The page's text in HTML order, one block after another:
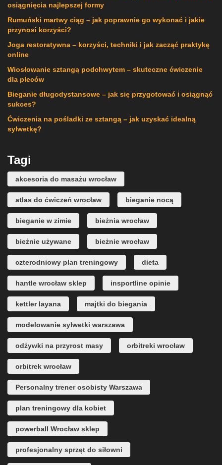
osiągnięcia najlepszej formy
Rumuński martwy ciąg – jak poprawnie go wykonać i jakie
przynosi korzyści?
Joga restoratywna – korzyści, techniki i jak zacząć praktykę
online
Wiosłowanie sztangą podchwytem – skuteczne ćwiczenie
dla pleców
Bieganie długodystansowe – jak się przygotować i osiągnąć
sukces?
Ćwiczenia na pośladki ze sztangą – jak uzyskać idealną
sylwetkę?
Tagi
akcesoria do masażu wrocław
atlas do ćwiczeń wrocław bieganie nocą
bieganie w zimie bieżnia wrocław
bieżnie używane bieżnie wrocław
czterodniowy plan treningowy dieta
hantle wrocław sklep insportline opinie
kettler layana majtki do biegania
modelowanie sylwetki warszawa
odżywki na przyrost masy orbitreki wrocław
orbitrek wrocław
Personalny trener osobisty Warszawa
plan treningowy dla kobiet
powerball Wrocław sklep
profesjonalny sprzęt do siłowni